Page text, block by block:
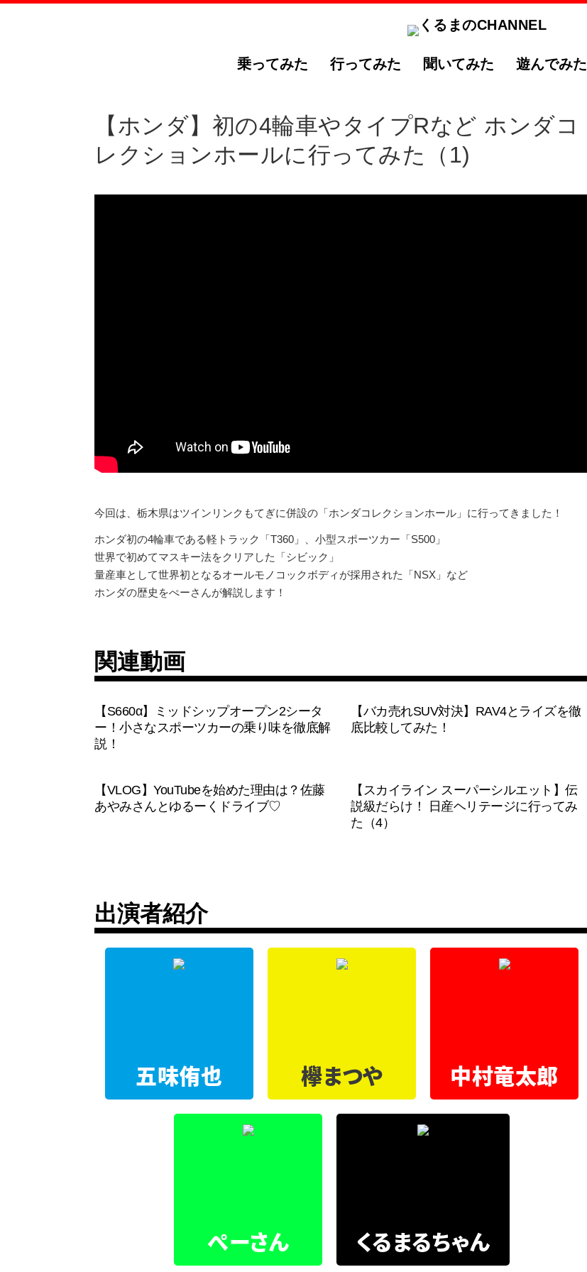
乗ってみた 行ってみた 聞いてみた 遊んでみた
【ホンダ】初の4輪車やタイプRなど ホンダコ
レクションホールに行ってみた（1)
今回は、栃木県はツインリンクもてぎに併設の「ホンダコレクションホール」に行ってきました！
ホンダ初の4輪車である軽トラック「T360」、小型スポーツカー「S500」
世界で初めてマスキー法をクリアした「シビック」
量産車として世界初となるオールモノコックボディが採用された「NSX」など
ホンダの歴史をぺーさんが解説します！
関連動画
【S660α】ミッドシップオープン2シータ
ー！小さなスポーツカーの乗り味を徹底解
説！
【バカ売れSUV対決】RAV4とライズを徹
底比較してみた！
【VLOG】YouTubeを始めた理由は？佐藤
あやみさんとゆるーくドライブ♡
【スカイライン スーパーシルエット】伝
説級だらけ！ 日産ヘリテージに行ってみ
た（4）
出演者紹介
五味侑也 欅まつや 中村竜太郎
ぺーさん くるまるちゃん